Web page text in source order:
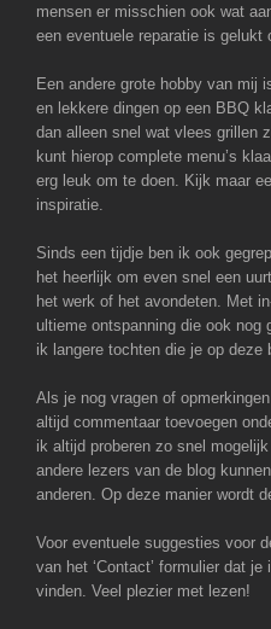
mensen er misschien ook wat
een eventuele reparatie is gelukt
Een andere grote hobby van mij
en lekkere dingen op een BBQ
dan alleen snel wat vlees grillen
kunt hierop complete menu’s
erg leuk om te doen. Kijk maar
inspiratie.
Sinds een tijdje ben ik ook
het heerlijk om even snel een
het werk of het avondeten. Met
ultieme ontspanning die ook nog
ik langere tochten die je op deze
Als je nog vragen of
altijd commentaar toevoegen
ik altijd proberen zo snel
andere lezers van de blog
anderen. Op deze manier wordt
Voor eventuele suggesties voor
van het ‘Contact’ formulier dat
vinden. Veel plezier met lezen!